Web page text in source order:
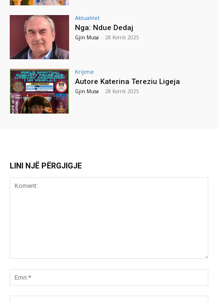
Aktualitet
Nga: Ndue Dedaj
Gjin Musa - 28 Korrik 2025
Krijime
Autore Katerina Tereziu Ligeja
Gjin Musa - 28 Korrik 2025
LINI NJË PËRGJIGJE